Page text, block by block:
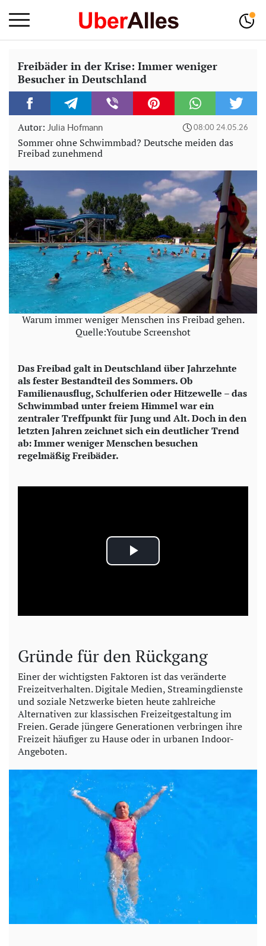
Freibäder in der Krise: Immer weniger
Besucher in Deutschland
Autor: Julia Hofmann 08:00 24.05.26
Sommer ohne Schwimmbad? Deutsche meiden das
Freibad zunehmend
Warum immer weniger Menschen ins Freibad gehen.
Quelle:Youtube Screenshot
Das Freibad galt in Deutschland über Jahrzehnte
als fester Bestandteil des Sommers. Ob
Familienausflug, Schulferien oder Hitzewelle – das
Schwimmbad unter freiem Himmel war ein
zentraler Treffpunkt für Jung und Alt. Doch in den
letzten Jahren zeichnet sich ein deutlicher Trend
ab: Immer weniger Menschen besuchen
regelmäßig Freibäder.
P
a
V
i
d
o
Gründe für den Rückgang
Einer der wichtigsten Faktoren ist das veränderte
Freizeitverhalten. Digitale Medien, Streamingdienste
und soziale Netzwerke bieten heute zahlreiche
Alternativen zur klassischen Freizeitgestaltung im
Freien. Gerade jüngere Generationen verbringen ihre
Freizeit häufiger zu Hause oder in urbanen Indoor-
Angeboten.